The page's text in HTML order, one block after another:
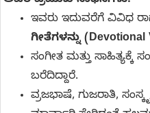
ಇವರು ಇದುವರೆಗೆ ವಿವಿಧ
ಗೀತೆಗಳನ್ನು (Devotional
ಸಂಗೀತ ಮತ್ತು ಸಾಹಿತ್ಯಕ್ಕೆ
ಬರೆದಿದ್ದಾರೆ.
ವ್ರಜಭಾಷೆ, ಗುಜರಾತಿ,